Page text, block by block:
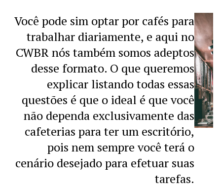
Você pode sim optar por cafés para
trabalhar diariamente, e aqui no
CWBR nós também somos adeptos
desse formato. O que queremos
explicar listando todas essas
questões é que o ideal é que você
não dependa exclusivamente das
cafeterias para ter um escritório,
pois nem sempre você terá o
cenário desejado para efetuar suas
tarefas.